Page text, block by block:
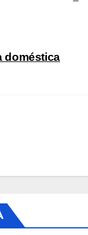
doméstica